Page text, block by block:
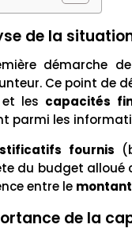
de la
démarche
Ce point de
les capacités
parmi les
fournis
du budget alloué
entre le
de la